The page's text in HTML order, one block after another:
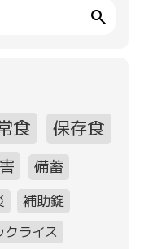
search
食
保存食
備蓄
補助錠
クライス